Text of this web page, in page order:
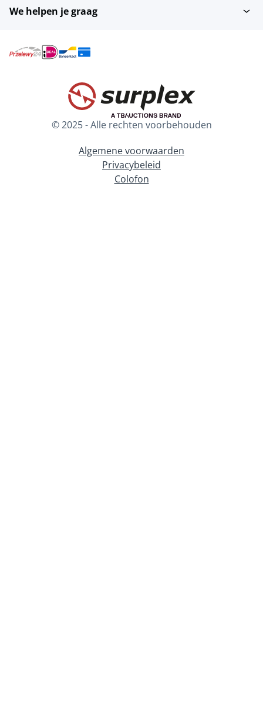
We helpen je graag
© 2025 - Alle rechten voorbehouden
Algemene voorwaarden
Privacybeleid
Colofon